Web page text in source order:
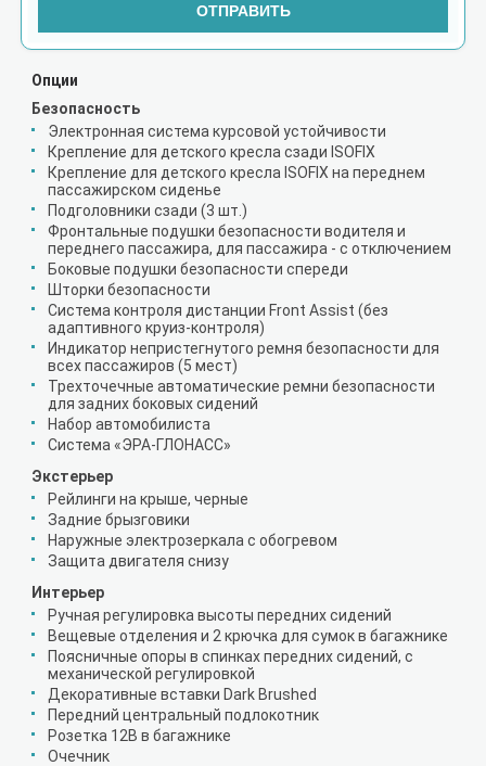
ОТПРАВИТЬ
Опции
Безопасность
Электронная система курсовой устойчивости
Крепление для детского кресла сзади ISOFIX
Крепление для детского кресла ISOFIX на переднем
пассажирском сиденье
Подголовники сзади (3 шт.)
Фронтальные подушки безопасности водителя и
переднего пассажира, для пассажира - с отключением
Боковые подушки безопасности спереди
Шторки безопасности
Система контроля дистанции Front Assist (без
адаптивного круиз-контроля)
Индикатор непристегнутого ремня безопасности для
всех пассажиров (5 мест)
Трехточечные автоматические ремни безопасности
для задних боковых сидений
Набор автомобилиста
Система «ЭРА-ГЛОНАСС»
Экстерьер
Рейлинги на крыше, черные
Задние брызговики
Наружные электрозеркала с обогревом
Защита двигателя снизу
Интерьер
Ручная регулировка высоты передних сидений
Вещевые отделения и 2 крючка для сумок в багажнике
Поясничные опоры в спинках передних сидений, с
механической регулировкой
Декоративные вставки Dark Brushed
Передний центральный подлокотник
Розетка 12В в багажнике
Очечник